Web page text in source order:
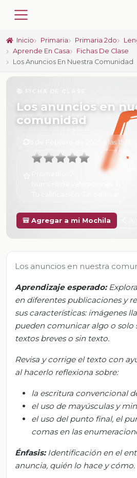
Inicio Primaria Primaria 2do
Aprende En Casa
Fichas De Clase
Los Anuncios En Nuestra Comunidad
Los anuncios en
comunidad
6 de Febrero de 2025 a las 15:13
🎒 Agregar a mi Mochila
Los anuncios en nuestra
Aprendizaje esperado:
en diferentes publicaciones y
sus características: imágenes
pueden comunicar algo o solo
textos breves o sin texto.
Revisa y corrige el texto con
al hacerlo reflexiona sobre:
la escritura convencional
el uso de mayúsculas y
el uso del punto final, el
comas en las
Énfasis:Identificación en el
anuncia, quién lo hace y cómo.